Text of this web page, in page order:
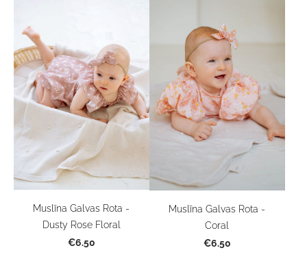
Muslīna Galvas Rota -
Dusty Rose Floral
€6.50
Muslīna Galvas Rota -
Coral
€6.50